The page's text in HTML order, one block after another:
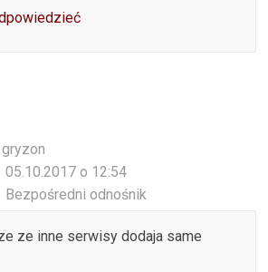
gryzon
05.10.2017 o 12:54
Bezpośredni odnośnik
ze inne serwisy dodaja same